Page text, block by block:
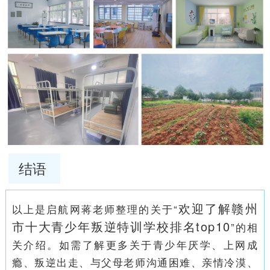
结语
以上是启航网蒋老师整理的关于“欢迎了解赣州
市十大青少年叛逆特训学校排名top10”的相
关介绍。如需了解更多关于青少年厌学、上网成
瘾、叛逆出走、与父母老师沟通困难、亲情冷漠、